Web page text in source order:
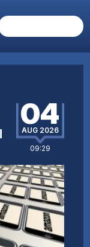
04
AUG 2026
09:29